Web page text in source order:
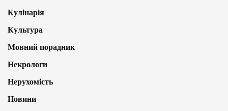
Кулінарія
Культура
Мовний порадник
Некрологи
Нерухомість
Новини